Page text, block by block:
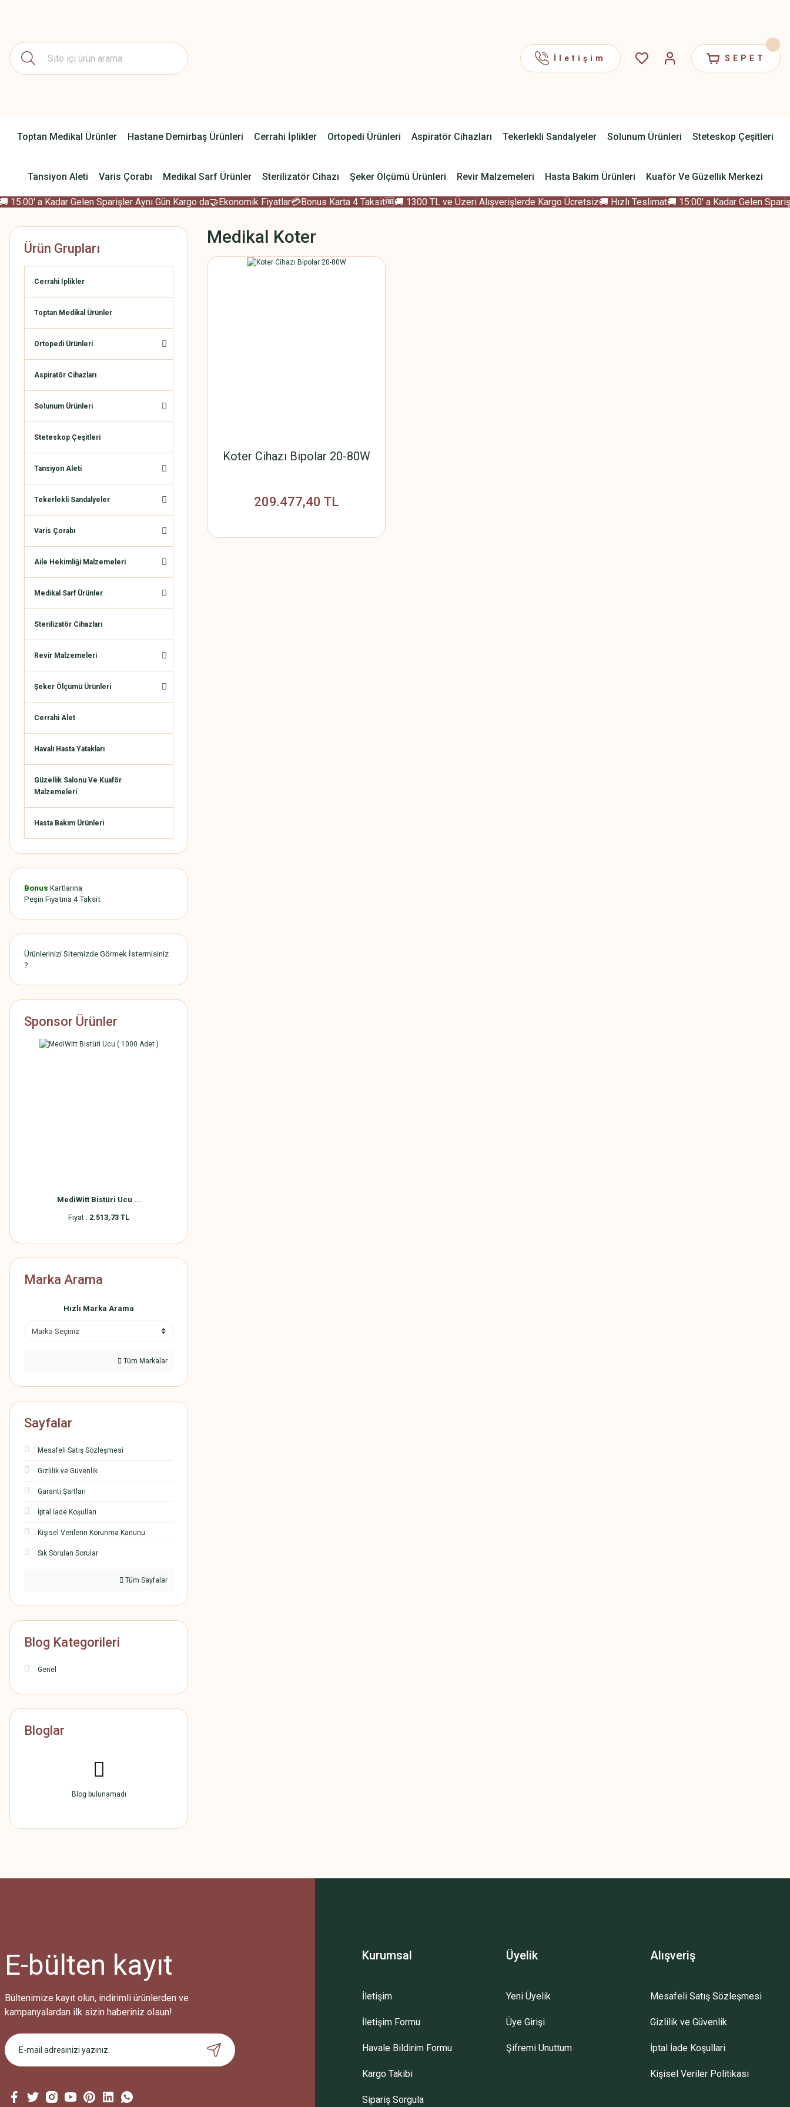
İletişim SEPET
Toptan Medikal Ürünler Hastane Demirbaş Ürünleri Cerrahi İplikler Ortopedi Ürünleri Aspiratör Cihazları Tekerlekli Sandalyeler Solunum Ürünleri Steteskop Çeşitleri
Tansiyon Aleti Varis Çorabı Medikal Sarf Ürünler Sterilizatör Cihazı Şeker Ölçümü Ürünleri Revir Malzemeleri Hasta Bakım Ürünleri Kuaför Ve Güzellik Merkezi
a Kadar Gelen Sparişler Aynı Gün Kargo da 🤝Ekonomik Fiyatlar💳Bonus Karta 4 Taksit🆓🚚 1300 TL ve Üzeri Alışverişlerde Kargo Ücretsiz🚚 Hızlı Teslimat🚚 15:00' a Kadar Gelen
Ürün Grupları
Cerrahi İplikler
Toptan Medikal Ürünler
Ortopedi Ürünleri
Aspiratör Cihazları
Solunum Ürünleri
Steteskop Çeşitleri
Tansiyon Aleti
Tekerlekli Sandalyeler
Varis Çorabı
Aile Hekimliği Malzemeleri
Medikal Sarf Ürünler
Sterilizatör Cihazları
Revir Malzemeleri
Şeker Ölçümü Ürünleri
Cerrahi Alet
Havalı Hasta Yatakları
Güzellik Salonu Ve Kuaför
Malzemeleri
Hasta Bakım Ürünleri
Bonus Kartlarına
Peşin Fiyatına 4 Taksit
Ürünlerinizi Sitemizde Görmek İstermisiniz
?
Sponsor Ürünler
MediWitt Bistüri Ucu ...
Fiyat : 2.513,73 TL
Marka Arama
Hızlı Marka Arama
Tüm Markalar
Sayfalar
Mesafeli Satış Sözleşmesi
Gizlilik ve Güvenlik
Garanti Şartları
İptal İade Koşulları
Kişisel Verilerin Korunma Kanunu
Sık Sorulan Sorular
Tüm Sayfalar
Blog Kategorileri
Genel
Bloglar
Blog bulunamadı
Medikal Koter
Koter Cihazı Bipolar 20-80W
209.477,40 TL
E-bülten kayıt
Bültenimize kayıt olun, indirimli ürünlerden ve
kampanyalardan ilk sizin haberiniz olsun!
Kurumsal
İletişim
İletişim Formu
Havale Bildirim Formu
Kargo Takibi
Sipariş Sorgula
Üyelik
Yeni Üyelik
Üye Girişi
Şifremi Unuttum
Alışveriş
Mesafeli Satış Sözleşmesi
Gizlilik ve Güvenlik
İptal İade Koşullari
Kişisel Veriler Politikası